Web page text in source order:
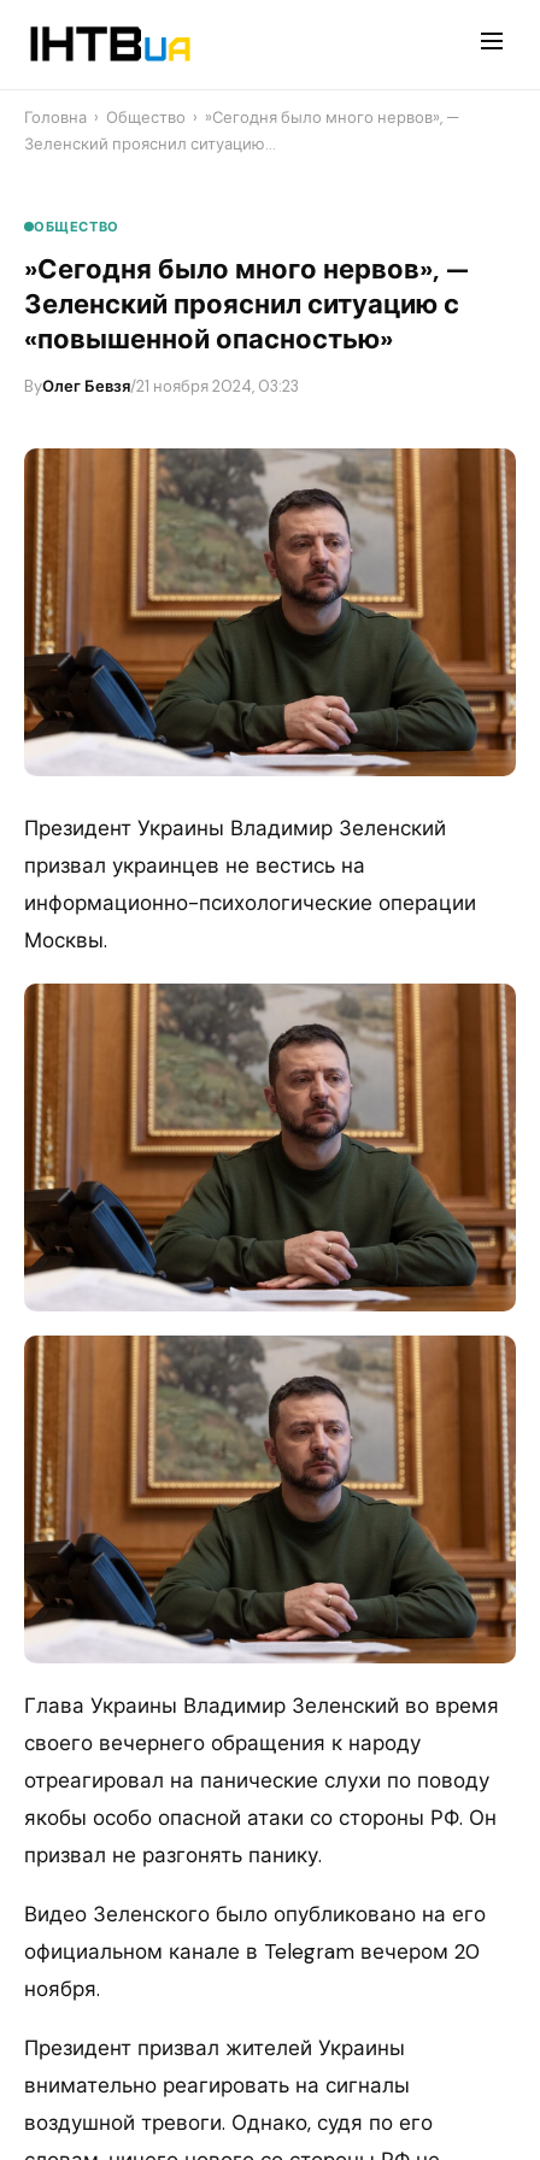
Головна › Общество › ​»Сегодня было много нервов», —
Зеленский прояснил ситуацию…
ОБЩЕСТВО
​»Сегодня было много нервов», —
Зеленский прояснил ситуацию с
«повышенной опасностью»
ByОлег Бевзя/21 ноября 2024, 03:23
Президент Украины Владимир Зеленский
призвал украинцев не вестись на
информационно-психологические операции
Москвы.
Глава Украины Владимир Зеленский во время
своего вечернего обращения к народу
отреагировал на панические слухи по поводу
якобы особо опасной атаки со стороны РФ. Он
призвал не разгонять панику.
Видео Зеленского было опубликовано на его
официальном канале в Telegram вечером 20
ноября.
Президент призвал жителей Украины
внимательно реагировать на сигналы
воздушной тревоги. Однако, судя по его